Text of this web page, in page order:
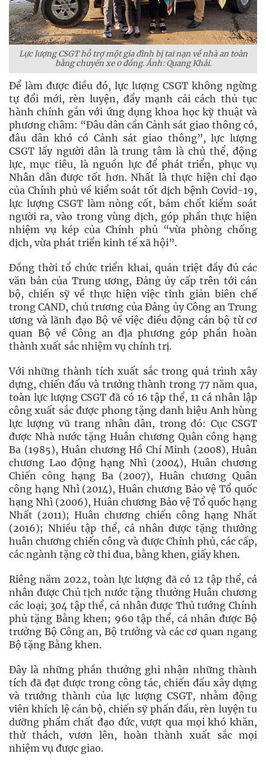
Lực lượng CSGT hỗ trợ một gia đình bị tai nạn về nhà an toàn
bằng chuyến xe 0 đồng. Ảnh: Quang Khải.
Để làm được điều đó, lực lượng CSGT không ngừng
tự đổi mới, rèn luyện, đẩy mạnh cải cách thủ tục
hành chính gắn với ứng dụng khoa học kỹ thuật và
phương châm: “Đâu dân cần Cảnh sát giao thông có,
đâu dân khó có Cảnh sát giao thông”, lực lượng
CSGT lấy người dân là trung tâm là chủ thể, động
lực, mục tiêu, là nguồn lực để phát triển, phục vụ
Nhân dân được tốt hơn. Nhất là thực hiện chỉ đạo
của Chính phủ về kiểm soát tốt dịch bệnh Covid-19,
lực lượng CSGT làm nòng cốt, bám chốt kiểm soát
người ra, vào trong vùng dịch, góp phần thực hiện
nhiệm vụ kép của Chính phủ “vừa phòng chống
dịch, vừa phát triển kinh tế xã hội”.
Đồng thời tổ chức triển khai, quán triệt đầy đủ các
văn bản của Trung ương, Đảng ủy cấp trên tới cán
bộ, chiến sỹ về thực hiện việc tinh giản biên chế
trong CAND, chủ trương của Đảng ủy Công an Trung
ương và lãnh đạo Bộ về việc điều động cán bộ từ cơ
quan Bộ về Công an địa phương góp phần hoàn
thành xuất sắc nhiệm vụ chính trị.
Với những thành tích xuất sắc trong quá trình xây
dựng, chiến đấu và trưởng thành trong 77 năm qua,
toàn lực lượng CSGT đã có 16 tập thể, 11 cá nhân lập
công xuất sắc được phong tặng danh hiệu Anh hùng
lực lượng vũ trang nhân dân, trong đó: Cục CSGT
được Nhà nước tặng Huân chương Quân công hạng
Ba (1985), Huân chương Hồ Chí Minh (2008), Huân
chương Lao động hạng Nhì (2004), Huân chương
Chiến công hạng Ba (2007), Huân chương Quân
công hạng Nhì (2014), Huân chương Bảo vệ Tổ quốc
hạng Nhì (2006), Huân chương Bảo vệ Tổ quốc hạng
Nhất (2011); Huân chương chiến công hạng Nhất
(2016); Nhiều tập thể, cá nhân được tặng thưởng
huân chương chiến công và được Chính phủ, các cấp,
các ngành tặng cờ thi đua, bằng khen, giấy khen.
Riêng năm 2022, toàn lực lượng đã có 12 tập thể, cá
nhân được Chủ tịch nước tặng thưởng Huân chương
các loại; 304 tập thể, cá nhân được Thủ tướng Chính
phủ tặng Bằng khen; 960 tập thể, cá nhân được Bộ
trưởng Bộ Công an, Bộ trưởng và các cơ quan ngang
Bộ tặng Bằng khen.
Đây là những phần thưởng ghi nhận những thành
tích đã đạt được trong công tác, chiến đấu xây dựng
và trưởng thành của lực lượng CSGT, nhằm động
viên khích lệ cán bộ, chiến sỹ phấn đấu, rèn luyện tu
dưỡng phẩm chất đạo đức, vượt qua mọi khó khăn,
thử thách, vươn lên, hoàn thành xuất sắc mọi
nhiệm vụ được giao.